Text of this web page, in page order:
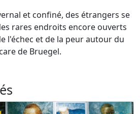
et confiné, des étrangers se
rares endroits encore ouverts
l'échec et de la peur autour du
de Bruegel.